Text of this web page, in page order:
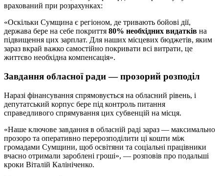
врахований при розрахунках:
«Оскільки Сумщина є регіоном, де тривають бойові дії,
держава бере на себе покриття 80% необхідних видатків на
підвищення цих зарплат. Для наших місцевих бюджетів, яким
зараз вкрай важко самостійно покривати всі витрати, це
життєво необхідна компенсація».
Завдання обласної ради — прозорий розподіл
Наразі фінансування спрямовується на обласний рівень, і
депутатський корпус бере під контроль питання
справедливого спрямування цих субвенцій на місця.
«Наше ключове завдання в обласній раді зараз — максимально
прозоро та оперативно перерозподілити ці кошти між
громадами Сумщини, щоб освітяни та соціальні працівники
вчасно отримали зароблені гроші», — розповів про подальші
кроки Віталій Калініченко.